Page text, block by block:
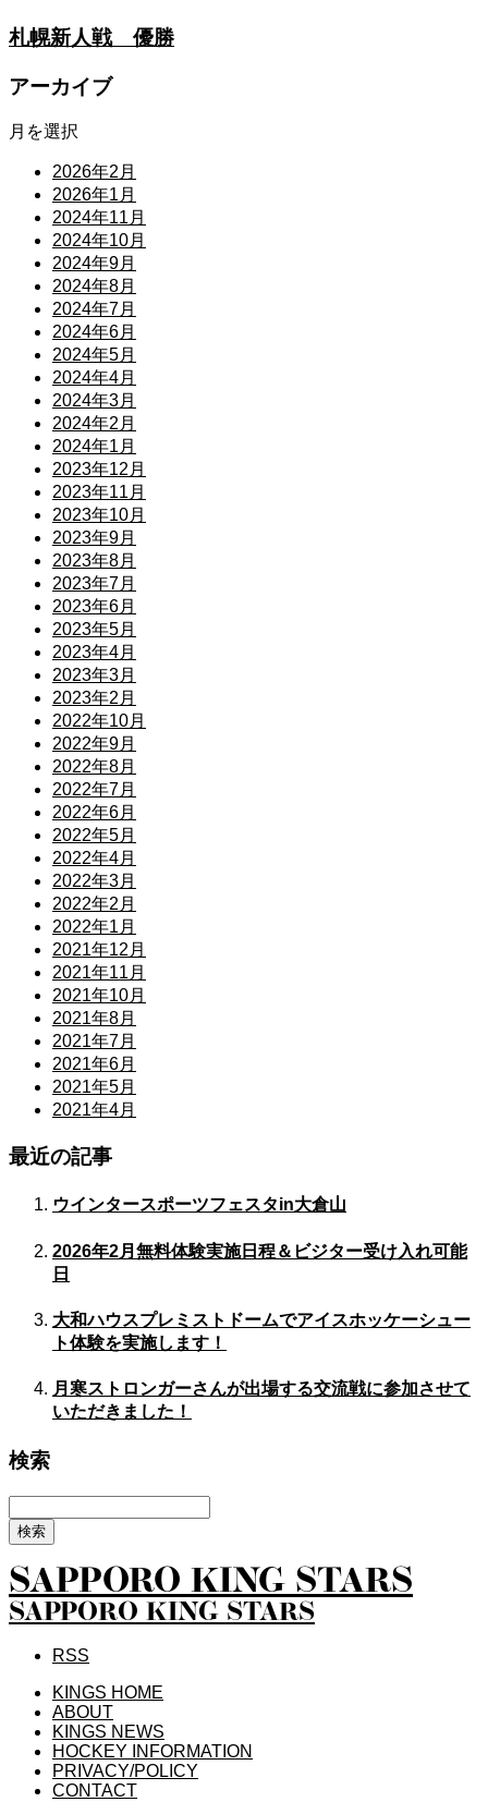
札幌新人戦 優勝
アーカイブ
月を選択
2026年2月
2026年1月
2024年11月
2024年10月
2024年9月
2024年8月
2024年7月
2024年6月
2024年5月
2024年4月
2024年3月
2024年2月
2024年1月
2023年12月
2023年11月
2023年10月
2023年9月
2023年8月
2023年7月
2023年6月
2023年5月
2023年4月
2023年3月
2023年2月
2022年10月
2022年9月
2022年8月
2022年7月
2022年6月
2022年5月
2022年4月
2022年3月
2022年2月
2022年1月
2021年12月
2021年11月
2021年10月
2021年8月
2021年7月
2021年6月
2021年5月
2021年4月
最近の記事
ウインタースポーツフェスタin大倉山
2026年2月無料体験実施日程＆ビジター受け入れ可能
日
大和ハウスプレミストドームでアイスホッケーシュー
ト体験を実施します！
月寒ストロンガーさんが出場する交流戦に参加させて
いただきました！
検索
SAPPORO KING STARS
SAPPORO KING STARS
RSS
KINGS HOME
ABOUT
KINGS NEWS
HOCKEY INFORMATION
PRIVACY/POLICY
CONTACT